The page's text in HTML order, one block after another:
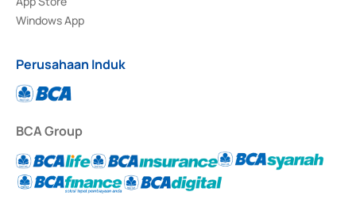
Windows App
Perusahaan Induk
BCA Group